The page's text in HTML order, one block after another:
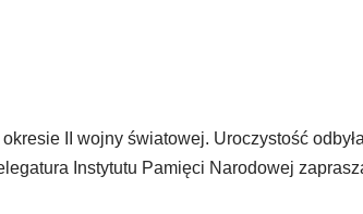
II wojny światowej. Uroczystość
Instytutu Pamięci Narodowej